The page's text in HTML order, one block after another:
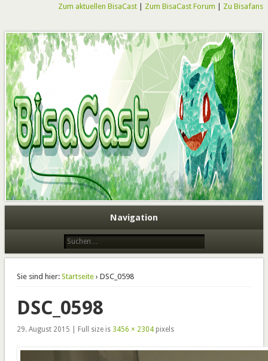
Zum aktuellen BisaCast Zum BisaCast Forum Zu Bisafans
Navigation
Sie sind hier: Startseite› DSC_0598
DSC_0598
29. August 2015 | Full size is 3456 × 2304pixels